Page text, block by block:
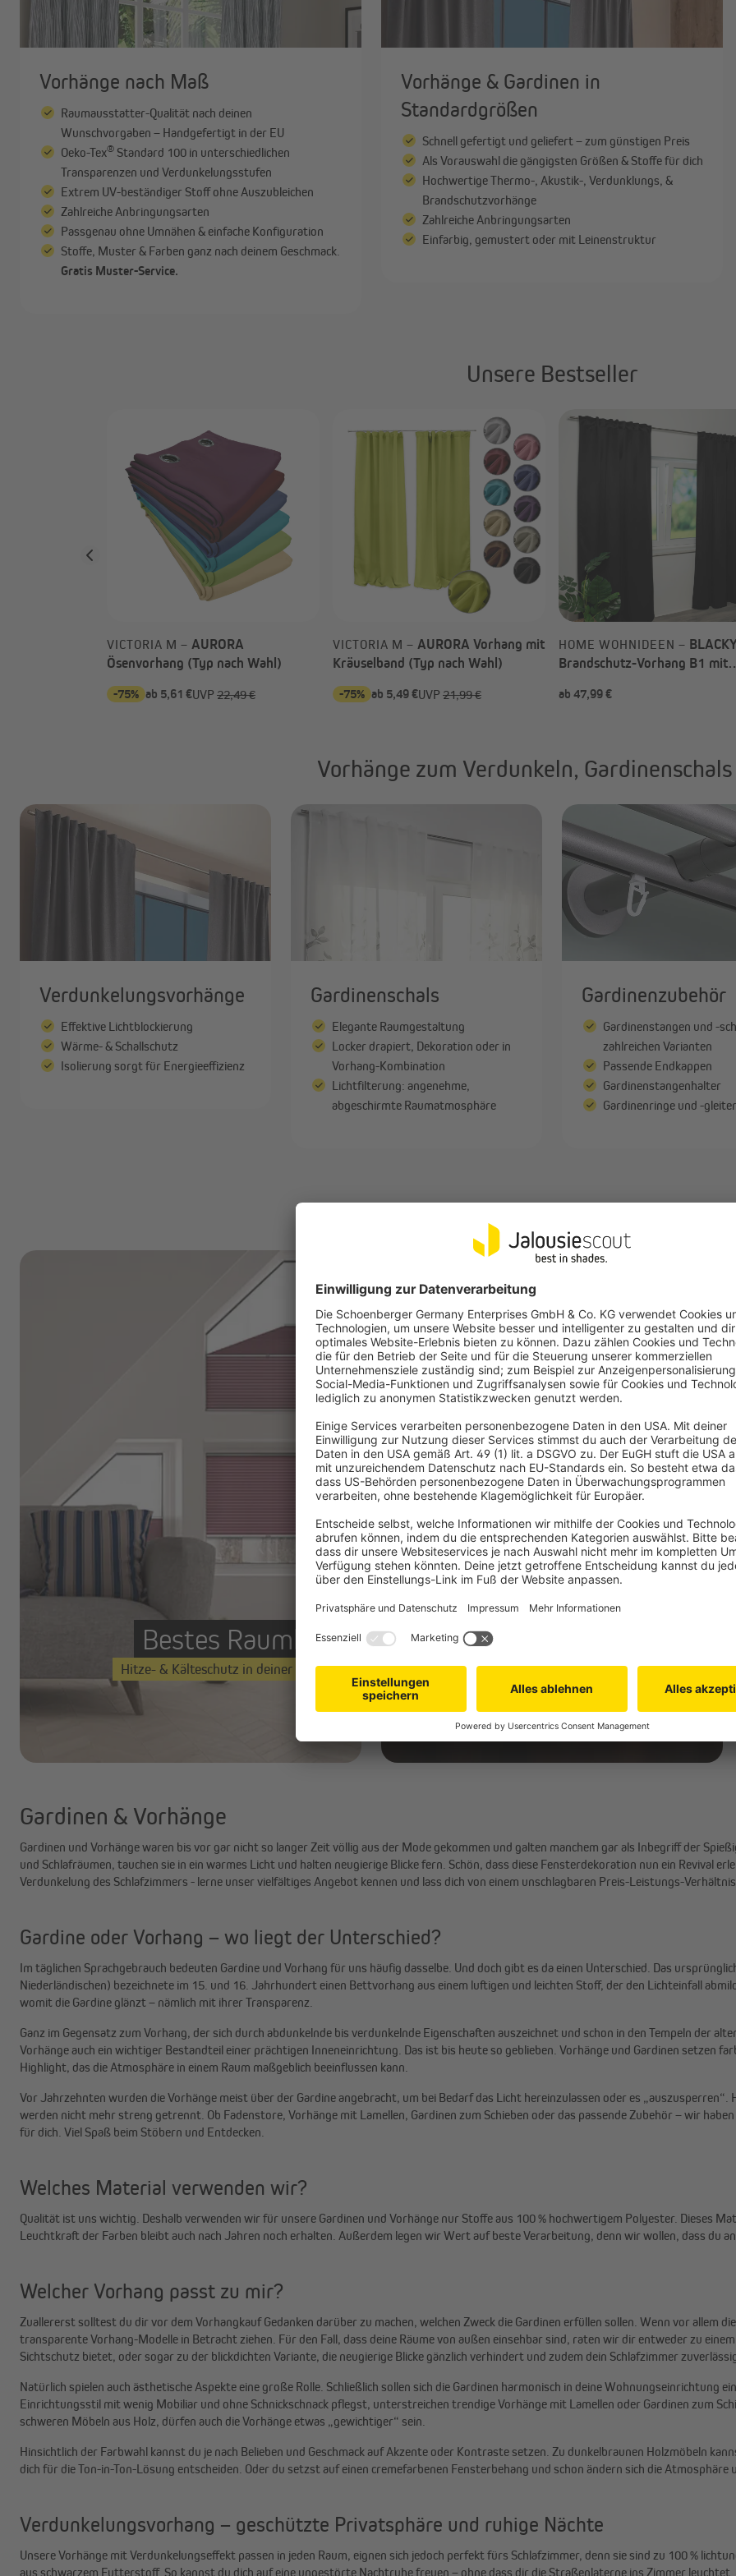
Marken
Vorhänge nach Maß
Raumausstatter-Qualität nach deinen
Wunschvorgaben – Handgefertigt in der EU
Oeko-Tex® Standard 100 in unterschiedlichen
Transparenzen und Verdunkelungsstufen
Extrem UV-beständiger Stoff ohne Auszubleichen
Zahlreiche Anbringungsarten
Passgenau ohne Umnähen & einfache Konfiguration
Stoffe, Muster & Farben ganz nach deinem Geschmack.
Gratis Muster-Service.
Vorhänge & Gardinen in
Standardgrößen
Schnell gefertigt und geliefert – zum günstigen Preis
Als Vorauswahl die gängigsten Größen & Stoffe für dich
Hochwertige Thermo-, Akustik-, Verdunklungs, &
Brandschutzvorhänge
Zahlreiche Anbringungsarten
Einfarbig, gemustert oder mit Leinenstruktur
Unsere Bestseller
VICTORIA M – AURORA
Ösenvorhang (Typ nach Wahl)
-75% ab 5,61 €UVP 22,49 €
VICTORIA M – AURORA Vorhang mit
Kräuselband (Typ nach Wahl)
-75% ab 5,49 €UVP 21,99 €
HOME WOHNIDEEN –
Brandschutz-Vorhang B1 mit
ab 47,99 €
Vorhänge zum Verdunkeln, Gardinenschals
Verdunkelungsvorhänge
Effektive Lichtblockierung
Wärme- & Schallschutz
Isolierung sorgt für Energieeffizienz
Gardinenschals
Elegante Raumgestaltung
Locker drapiert, Dekoration oder in
Vorhang-Kombination
Lichtfilterung: angenehme,
abgeschirmte Raumatmosphäre
Gardinenzubehör
Gardinenstangen und -
zahlreichen Varianten
Passende Endkappen
Gardinenstangenhalter
Gardinenringe und -gleiter
Bestes Raumklima
Hitze- & Kälteschutz in deiner Wohnung
Dein eigener Kinosaal
Perfekte Atmosphäre für euren Serienmarathon
Gardinen & Vorhänge
Gardinen und Vorhänge waren bis vor gar nicht so langer Zeit völlig aus der Mode gekommen und galten manchem gar als Inbegriff der
und Schlafräumen, tauchen sie in ein warmes Licht und halten neugierige Blicke fern. Schön, dass diese Fensterdekoration nun ein Revival
Verdunkelung des Schlafzimmers - lerne unser vielfältiges Angebot kennen und lass dich von einem unschlagbaren Preis-Leistungs-
Gardine oder Vorhang – wo liegt der Unterschied?
Im täglichen Sprachgebrauch bedeuten Gardine und Vorhang für uns häufig dasselbe. Und doch gibt es da einen Unterschied. Das
Niederländischen) bezeichnete im 15. und 16. Jahrhundert einen Bettvorhang aus einem luftigen und leichten Stoff, der den Lichteinfall
womit die Gardine glänzt – nämlich mit ihrer Transparenz.
Ganz im Gegensatz zum Vorhang, der sich durch abdunkelnde bis verdunkelnde Eigenschaften auszeichnet und schon in den Tempeln der
Vorhänge auch ein wichtiger Bestandteil einer prächtigen Inneneinrichtung. Das ist bis heute so geblieben. Vorhänge und Gardinen setzen
Highlight, das die Atmosphäre in einem Raum maßgeblich beeinflussen kann.
Vor Jahrzehnten wurden die Vorhänge meist über der Gardine angebracht, um bei Bedarf das Licht hereinzulassen oder es
werden nicht mehr streng getrennt. Ob Fadenstore, Vorhänge mit Lamellen, Gardinen zum Schieben oder das passende Zubehör – wir
für dich. Viel Spaß beim Stöbern und Entdecken.
Welches Material verwenden wir?
Qualität ist uns wichtig. Deshalb verwenden wir für unsere Gardinen und Vorhänge nur Stoffe aus 100 % hochwertigem Polyester. Dieses
Leuchtkraft der Farben bleibt auch nach Jahren noch erhalten. Außerdem legen wir Wert auf beste Verarbeitung, denn wir wollen, dass du
Welcher Vorhang passt zu mir?
Zuallererst solltest du dir vor dem Vorhangkauf Gedanken darüber zu machen, welchen Zweck die Gardinen erfüllen sollen. Wenn vor allem
transparente Vorhang-Modelle in Betracht ziehen. Für den Fall, dass deine Räume von außen einsehbar sind, raten wir dir entweder zu
Sichtschutz bietet, oder sogar zu der blickdichten Variante, die neugierige Blicke gänzlich verhindert und zudem dein Schlafzimmer
Natürlich spielen auch ästhetische Aspekte eine große Rolle. Schließlich sollen sich die Gardinen harmonisch in deine Wohnungseinrichtung
Einrichtungsstil mit wenig Mobiliar und ohne Schnickschnack pflegst, unterstreichen trendige Vorhänge mit Lamellen oder Gardinen zum
schweren Möbeln aus Holz, dürfen auch die Vorhänge etwas „gewichtiger“ sein.
Hinsichtlich der Farbwahl kannst du je nach Belieben und Geschmack auf Akzente oder Kontraste setzen. Zu dunkelbraunen Holzmöbeln
dich für die Ton-in-Ton-Lösung entscheiden. Oder du setzst auf einen cremefarbenen Fensterbehang und schon ändern sich die
Verdunkelungsvorhang – geschützte Privatsphäre und ruhige Nächte
Unsere Vorhänge mit Verdunkelungseffekt passen in jeden Raum, eignen sich jedoch perfekt fürs Schlafzimmer, denn sie sind zu 100 %
aus schwarzem Futterstoff. So kannst du dich auf eine ungestörte Nachtruhe freuen – ohne dass dir die Straßenlaterne ins Zimmer